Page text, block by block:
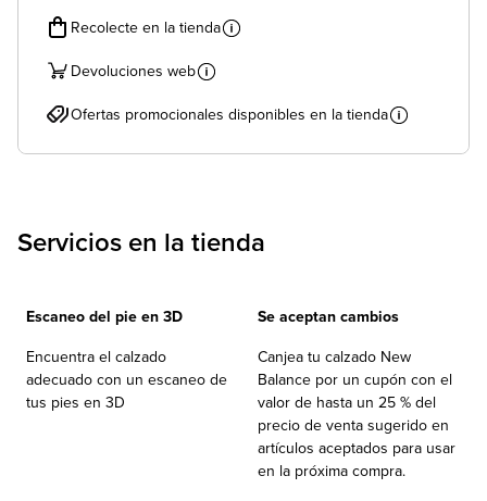
Recolecte en la tienda
Devoluciones web
Ofertas promocionales disponibles en la tienda
Servicios en la tienda
Escaneo del pie en 3D
Encuentra el calzado
adecuado con un escaneo de
tus pies en 3D
Se aceptan cambios
Canjea tu calzado New
Balance por un cupón con el
valor de hasta un 25 % del
precio de venta sugerido en
artículos aceptados para usar
en la próxima compra.